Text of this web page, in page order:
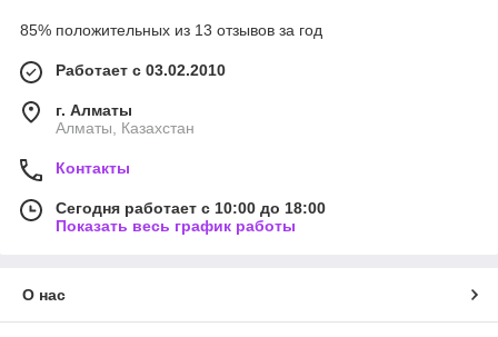
85% положительных из 13 отзывов за год
Работает с 03.02.2010
г. Алматы
Алматы, Казахстан
Контакты
Сегодня работает с 10:00 до 18:00
Показать весь график работы
О нас